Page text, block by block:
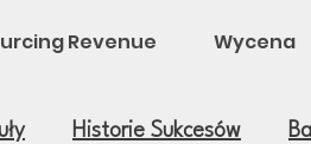
Revenue Wycena
Historie Sukcesów